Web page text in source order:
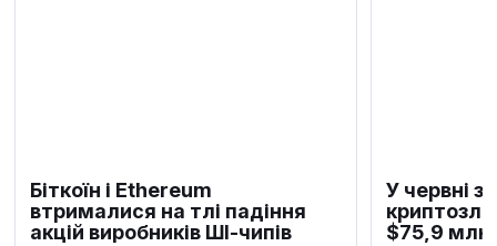
Біткоїн і Ethereum
втрималися на тлі падіння
акцій виробників ШІ-чипів
У червні
$75,9 млн